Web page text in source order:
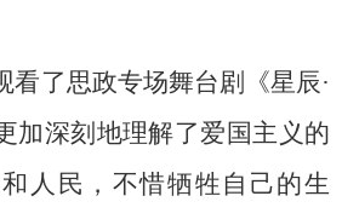
看了思政专场舞台剧《星辰·
加深刻地理解了爱国主义的
人民，不惜牺牲自己的生